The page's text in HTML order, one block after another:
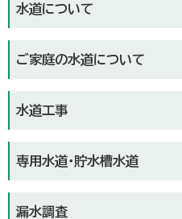
水道について
ご家庭の水道について
水道工事
専用水道・貯水槽水道
漏水調査